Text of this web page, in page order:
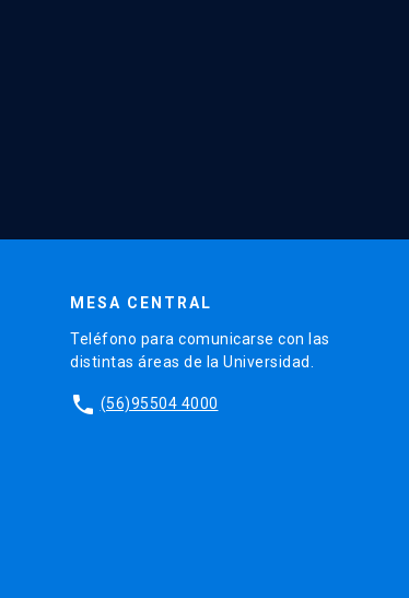
MESA CENTRAL
Teléfono para comunicarse con las
distintas áreas de la Universidad.
phone (56)95504 4000